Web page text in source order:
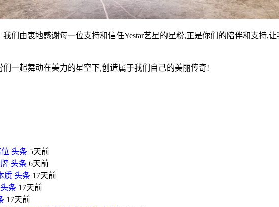
们由衷地感谢每一位支持和信任Yestar艺星的星粉,正是你们的陪伴和支持,
一起舞动在美力的星空下,创造属于我们自己的美丽传奇!
头条 5天前
头条 6天前
质 头条 17天前
头条 17天前
17天前